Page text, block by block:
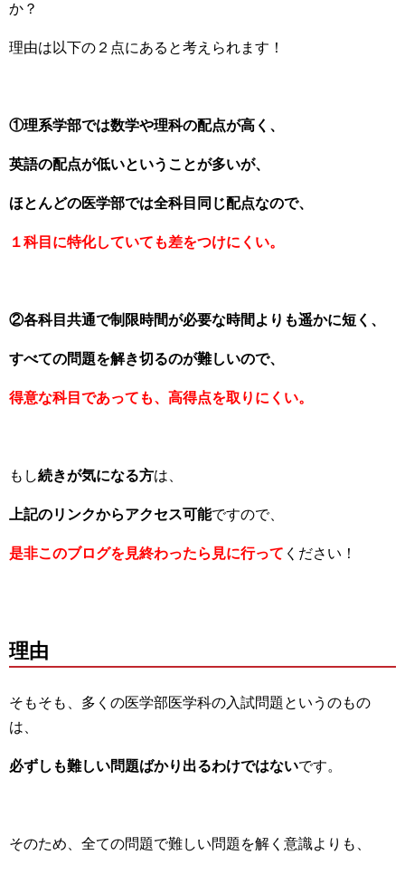
か？
理由は以下の２点にあると考えられます！
①理系学部では数学や理科の配点が高く、
英語の配点が低いということが多いが、
ほとんどの医学部では全科目同じ配点なので、
１科目に特化していても差をつけにくい。
②各科目共通で制限時間が必要な時間よりも遥かに短く、
すべての問題を解き切るのが難しいので、
得意な科目であっても、高得点を取りにくい。
もし続きが気になる方は、
上記のリンクからアクセス可能ですので、
是非このブログを見終わったら見に行って ください！
理由
そもそも、多くの医学部医学科の入試問題というのもの
は、
必ずしも難しい問題ばかり出るわけではないです。
そのため、全ての問題で難しい問題を解く意識よりも、